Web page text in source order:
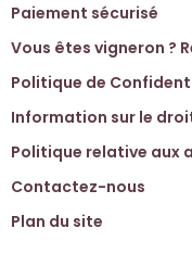
Paiement sécurisé
Vous êtes vigneron ?
Politique de
Information sur le
Politique relative aux
Contactez-nous
Plan du site